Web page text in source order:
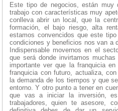
Este tipo de negocios, están muy
trabajo con características muy
conlleva abrir un local, que la
formación, el bajo riesgo, alta
estamos convencidos que este
condiciones y beneficios nos van a
Indispensable movernos en el
que será donde invirtamos
importante ver que la franquicia
franquicia con futuro, actualiza,
la demanda de los tiempos y que
entorno. Y otro punto a tener en
que vas a iniciar la inversión,
trabajadores, quien te asesore,